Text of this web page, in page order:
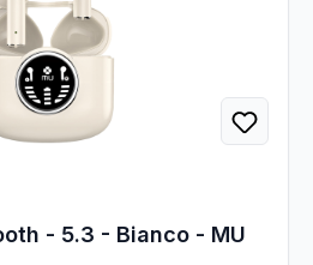
Auricolare Bluetooth - 5.3 - Bianco - MU